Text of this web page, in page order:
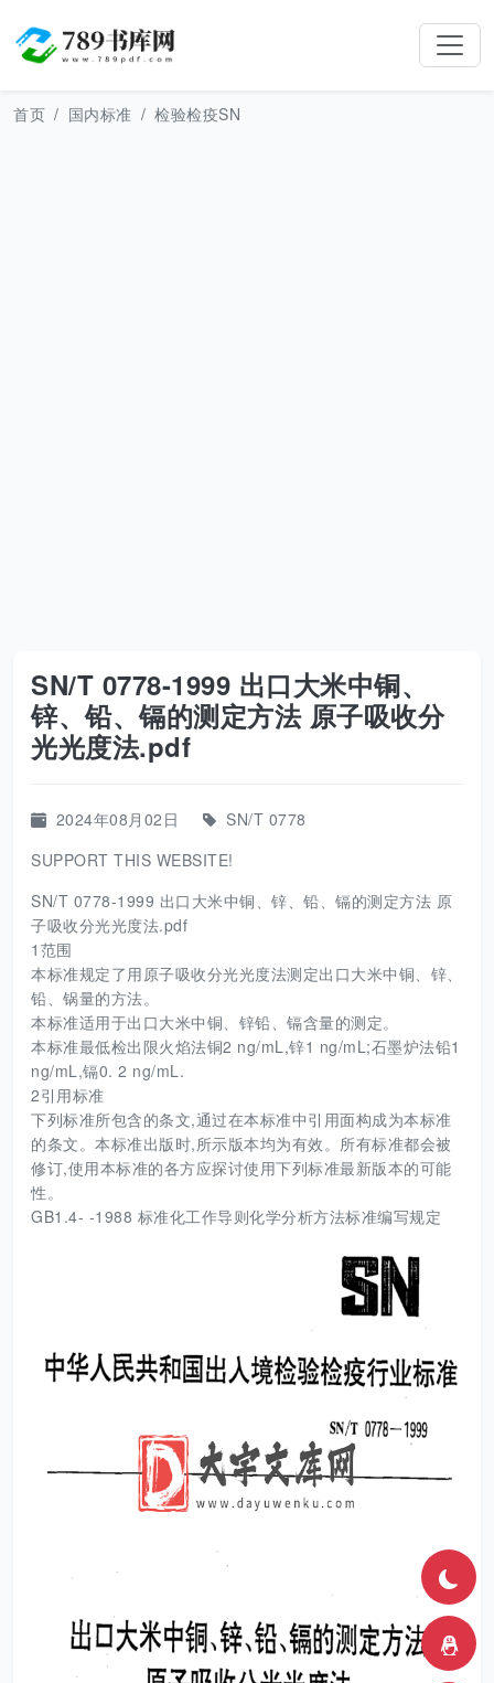
首页 国内标准 检验检疫SN
SN/T 0778-1999 出口大米中铜、
锌、铅、镉的测定方法 原子吸收分
光光度法.pdf
2024年08月02日
SN/T 0778
SUPPORT THIS WEBSITE!
SN/T 0778-1999 出口大米中铜、锌、铅、镉的测定方法 原
子吸收分光光度法.pdf
1范围
本标准规定了用原子吸收分光光度法测定出口大米中铜、锌、
铅、锅量的方法。
本标准适用于出口大米中铜、锌铅、镉含量的测定。
本标准最低检出限火焰法铜2 ng/mL,锌1 ng/mL;石墨炉法铅1
ng/mL,镉0. 2 ng/mL.
2引用标准
下列标准所包含的条文,通过在本标准中引用面构成为本标准
的条文。本标准出版时,所示版本均为有效。所有标准都会被
修订,使用本标准的各方应探讨使用下列标准最新版本的可能
性。
GB1.4- -1988 标准化工作导则化学分析方法标准编写规定